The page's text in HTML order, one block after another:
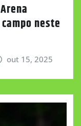
neste
out 15, 2025